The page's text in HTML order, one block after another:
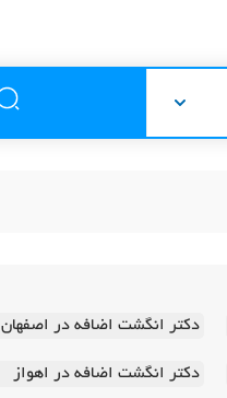
دکتر انگشت اضافه در اصفهان
دکتر انگشت اضافه در اهواز